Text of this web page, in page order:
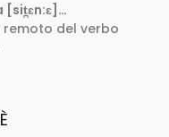
[sit̪ɛn:ɛ]…
del verbo